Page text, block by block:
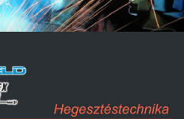
A
T